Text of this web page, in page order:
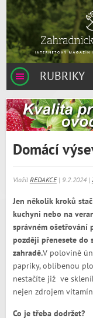
RUBRIKY
Domácí
Vložil REDAKCE| 9.2.2024 |
Jen několik kroků
kuchyni nebo na
správném ošetřování
později přenesete do
zahradě.V polovině
papriky, oblíbenou
nestačíte již ve
nejen zdrojem
Co je třeba dodržet?